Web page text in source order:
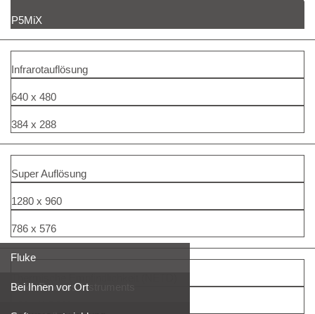
Fluke
Fluke Process Instruments
Bei Ihnen vor Ort
P5MiX
Infrarotauflösung
640 x 480
384 x 288
Super Auflösung
1280 x 960
786 x 576